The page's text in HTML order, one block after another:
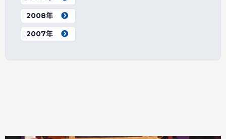
2008年
2007年